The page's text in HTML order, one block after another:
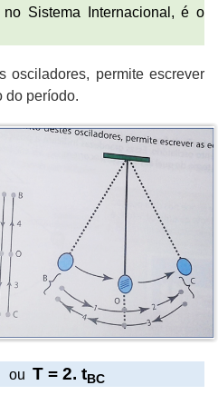
Sistema Internacional, é o
osciladores, permite escrever
do período.
ou T = 2. tBC